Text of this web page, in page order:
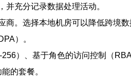
充分记录数据处理活动。
。选择本地机房可以降低跨境
）。
）、基于角色的访问控制（
的套餐。